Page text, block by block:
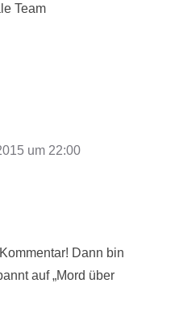
Team
um 22:00
Dann bin
auf „Mord über